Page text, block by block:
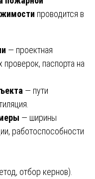
проводится в
— проектная
паспорта на
— пути
— ширины
работоспособности
отбор кернов).